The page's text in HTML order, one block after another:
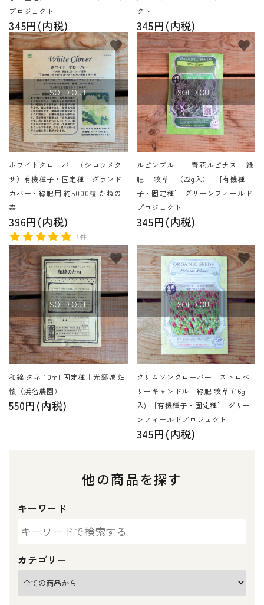
プロジェクト
345円(内税)
クト
345円(内税)
SOLD OUT
ホワイトクローバー（シロツメク
サ）有機種子・固定種｜グランド
カバー・緑肥用 約5000粒 たねの
森
396円(内税)
1件
favorite
SOLD OUT
ルピンブルー 青花ルピナス 緑
肥 牧草 （22g入） [有機種
子・固定種] グリーンフィールド
プロジェクト
345円(内税)
favorite
SOLD OUT
和綿 タネ 10ml 固定種｜光郷城 畑
懐（浜名農園）
550円(内税)
favorite
SOLD OUT
クリムソンクローバー ストロベ
リーキャンドル 緑肥 牧草 (16g
入) [有機種子・固定種] グリー
ンフィールドプロジェクト
345円(内税)
favorite
他の商品を探す
キーワード
カテゴリー